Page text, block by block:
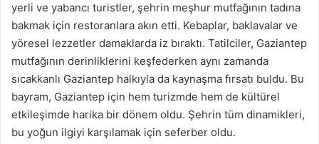
yerli ve yabancı turistler, şehrin meşhur mutfağının tadına
bakmak için restoranlara akın etti. Kebaplar, baklavalar ve
yöresel lezzetler damaklarda iz bıraktı. Tatilciler, Gaziantep
mutfağının derinliklerini keşfederken aynı zamanda
sıcakkanlı Gaziantep halkıyla da kaynaşma fırsatı buldu. Bu
bayram, Gaziantep için hem turizmde hem de kültürel
etkileşimde harika bir dönem oldu. Şehrin tüm dinamikleri,
bu yoğun ilgiyi karşılamak için seferber oldu.